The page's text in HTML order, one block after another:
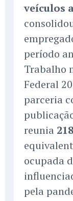
veículos
período
Trabalho
Federal
parceria
reunia
ocupada
pela